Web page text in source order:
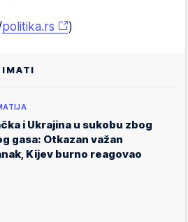
politika.rs )
i Ukrajina u sukobu zbog
gasa: Otkazan važan
Kijev burno reagovao